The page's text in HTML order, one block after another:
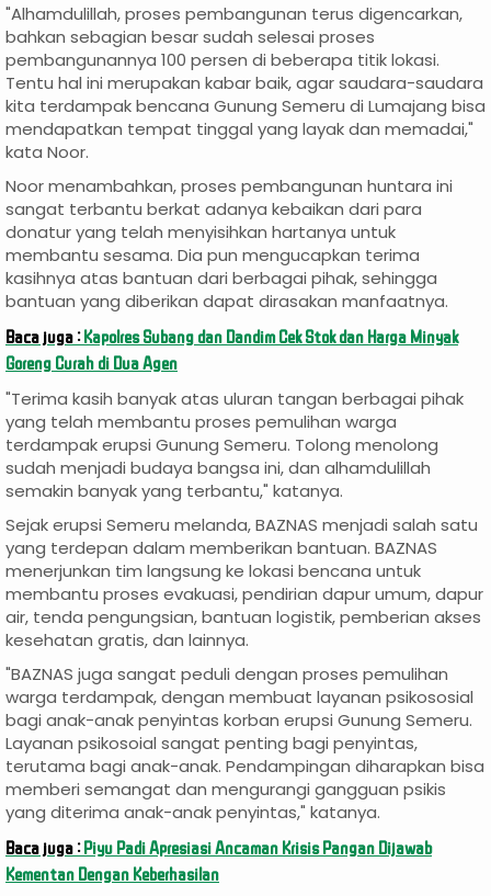
"Alhamdulillah, proses pembangunan terus digencarkan,
bahkan sebagian besar sudah selesai proses
pembangunannya 100 persen di beberapa titik lokasi.
Tentu hal ini merupakan kabar baik, agar saudara-saudara
kita terdampak bencana Gunung Semeru di Lumajang bisa
mendapatkan tempat tinggal yang layak dan memadai,"
kata Noor.
Noor menambahkan, proses pembangunan huntara ini
sangat terbantu berkat adanya kebaikan dari para
donatur yang telah menyisihkan hartanya untuk
membantu sesama. Dia pun mengucapkan terima
kasihnya atas bantuan dari berbagai pihak, sehingga
bantuan yang diberikan dapat dirasakan manfaatnya.
Baca juga :Kapolres Subang dan Dandim Cek Stok dan Harga Minyak
Goreng Curah di Dua Agen
"Terima kasih banyak atas uluran tangan berbagai pihak
yang telah membantu proses pemulihan warga
terdampak erupsi Gunung Semeru. Tolong menolong
sudah menjadi budaya bangsa ini, dan alhamdulillah
semakin banyak yang terbantu," katanya.
Sejak erupsi Semeru melanda, BAZNAS menjadi salah satu
yang terdepan dalam memberikan bantuan. BAZNAS
menerjunkan tim langsung ke lokasi bencana untuk
membantu proses evakuasi, pendirian dapur umum, dapur
air, tenda pengungsian, bantuan logistik, pemberian akses
kesehatan gratis, dan lainnya.
"BAZNAS juga sangat peduli dengan proses pemulihan
warga terdampak, dengan membuat layanan psikososial
bagi anak-anak penyintas korban erupsi Gunung Semeru.
Layanan psikosoial sangat penting bagi penyintas,
terutama bagi anak-anak. Pendampingan diharapkan bisa
memberi semangat dan mengurangi gangguan psikis
yang diterima anak-anak penyintas," katanya.
Baca juga :Piyu Padi Apresiasi Ancaman Krisis Pangan Dijawab
Kementan Dengan Keberhasilan